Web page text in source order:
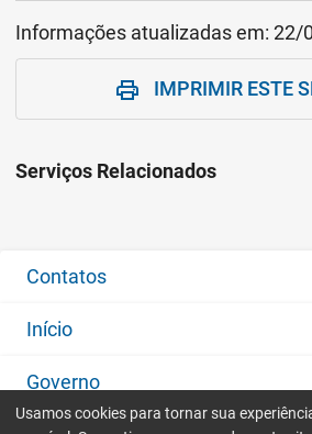
Informações atualizadas em: 22/
print IMPRIMIR ESTE
Serviços Relacionados
Contatos
Início
Governo
Usamos cookies para tornar sua